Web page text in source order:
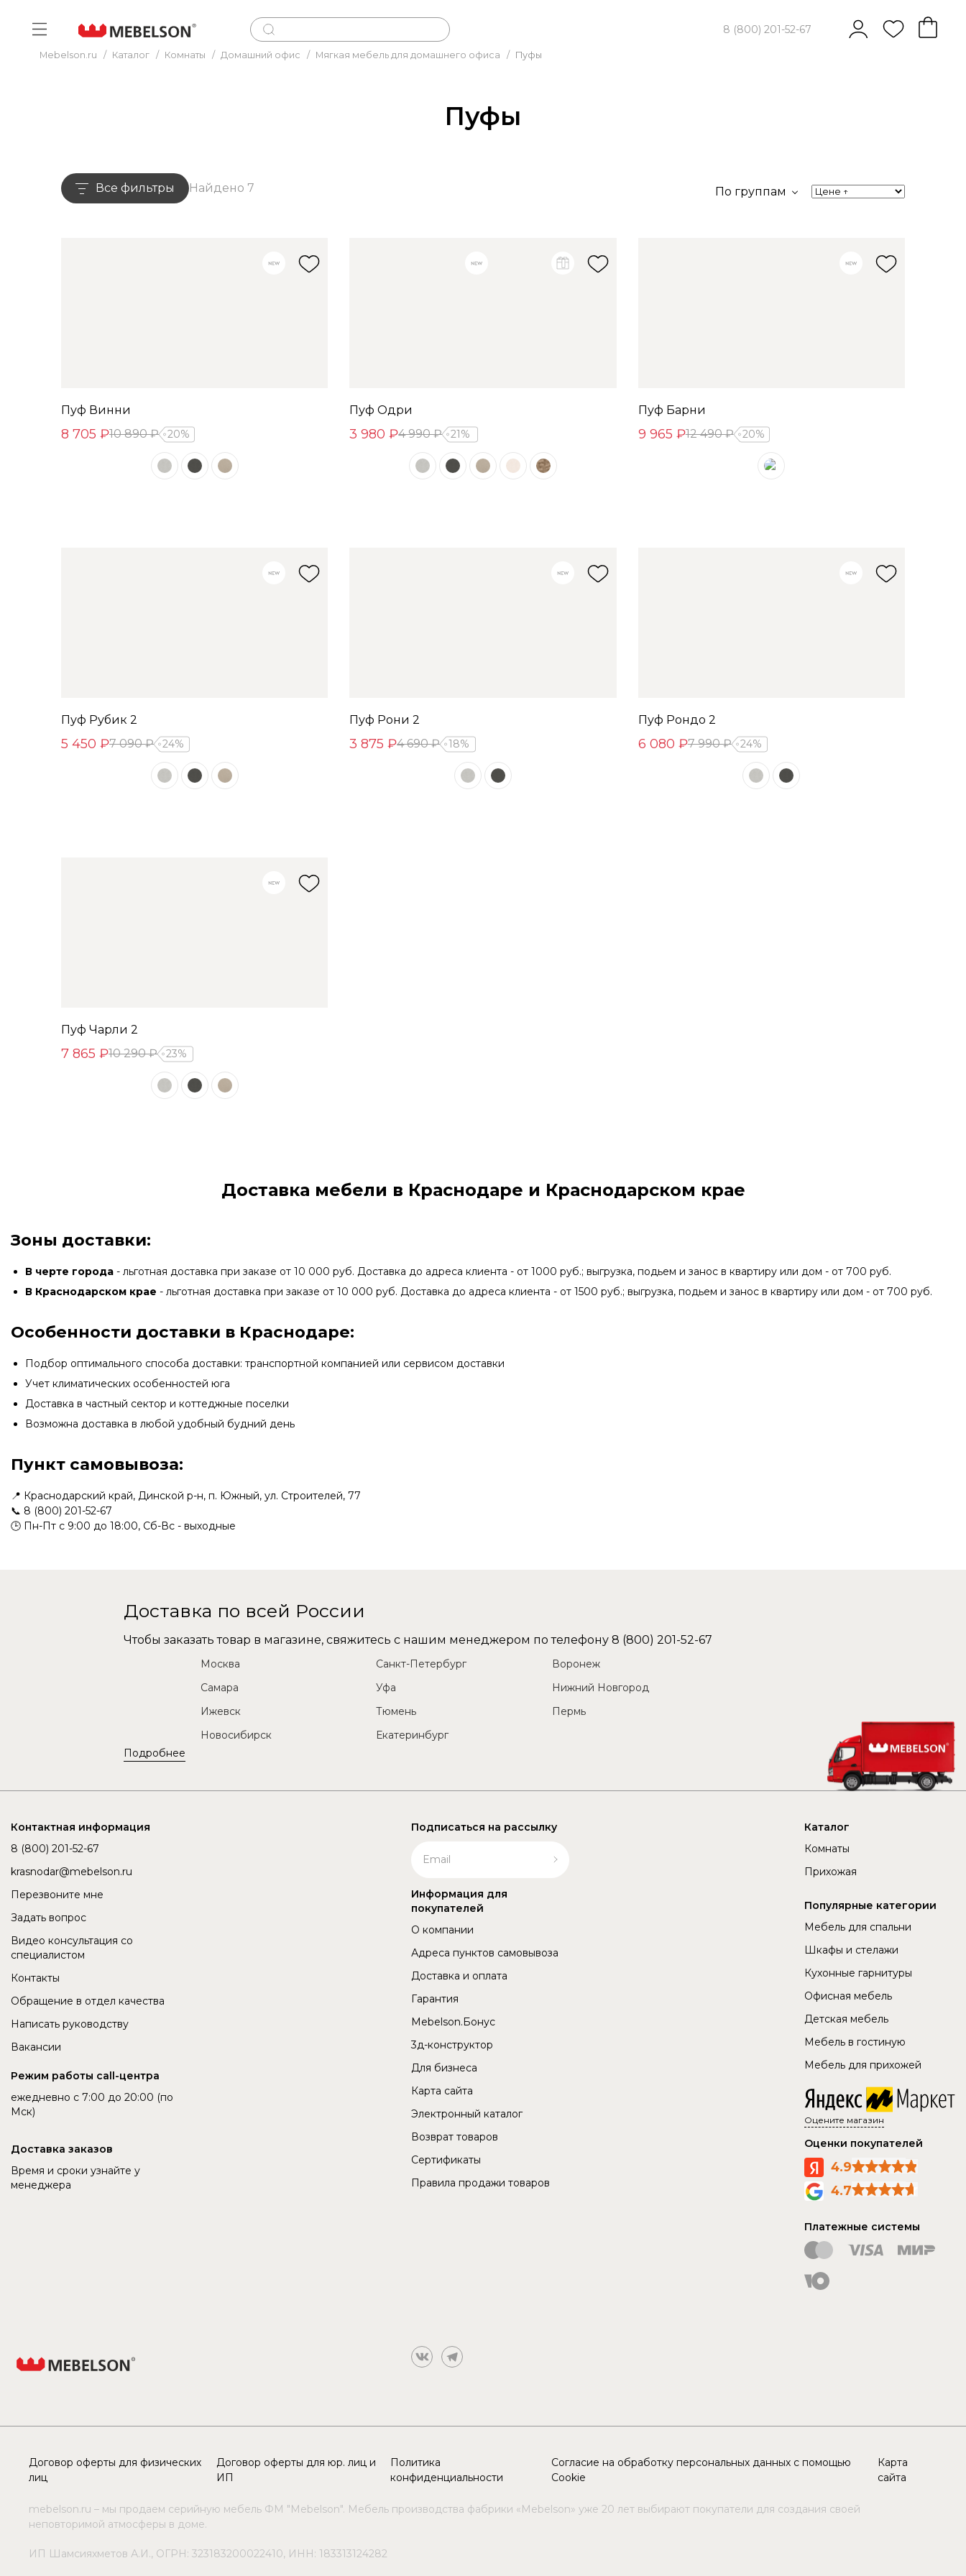
8 (800) 201-52-67
Mebelson.ru / Каталог / Комнаты / Домашний офис / Мягкая мебель для домашнего офиса / Пуфы
Пуфы
Все фильтры Найдено 7 По группам
Пуф Винни
8 705 ₽10 890 ₽ 20%
Пуф Одри
3 980 ₽4 990 ₽ 21%
Пуф Барни
9 965 ₽12 490 ₽ 20%
Пуф Рубик 2
5 450 ₽7 090 ₽ 24%
Пуф Рони 2
3 875 ₽4 690 ₽ 18%
Пуф Рондо 2
6 080 ₽7 990 ₽ 24%
Пуф Чарли 2
7 865 ₽10 290 ₽ 23%
Доставка мебели в Краснодаре и Краснодарском крае
Зоны доставки:
В черте города - льготная доставка при заказе от 10 000 руб. Доставка до адреса клиента - от 1000 руб.; выгрузка, подьем и занос в квартиру или дом - от 700 руб.
В Краснодарском крае - льготная доставка при заказе от 10 000 руб. Доставка до адреса клиента - от 1500 руб.; выгрузка, подьем и занос в квартиру или дом - от 700 руб.
Особенности доставки в Краснодаре:
Подбор оптимального способа доставки: транспортной компанией или сервисом доставки
Учет климатических особенностей юга
Доставка в частный сектор и коттеджные поселки
Возможна доставка в любой удобный будний день
Пункт самовывоза:
📍 Краснодарский край, Динской р-н, п. Южный, ул. Строителей, 77
📞 8 (800) 201-52-67
🕒 Пн-Пт с 9:00 до 18:00, Сб-Вс - выходные
Доставка по всей России
Чтобы заказать товар в магазине, свяжитесь с нашим менеджером по телефону 8 (800) 201-52-67
Подробнее
Москва Санкт-Петербург
Воронеж
Самара
Уфа
Нижний Новгород
Ижевск
Тюмень
Пермь
Новосибирск
Екатеринбург
Контактная информация
8 (800) 201-52-67
krasnodar@mebelson.ru
Перезвоните мне
Задать вопрос
Видео консультация со
специалистом
Контакты
Обращение в отдел качества
Написать руководству
Вакансии
Режим работы call-центра
ежедневно с 7:00 до 20:00 (по
Мск)
Доставка заказов
Время и сроки узнайте у
менеджера
Подписаться на рассылку
Информация для
покупателей
О компании
Адреса пунктов самовывоза
Доставка и оплата
Гарантия
Mebelson.Бонус
3д-конструктор
Для бизнеса
Карта сайта
Электронный каталог
Возврат товаров
Сертификаты
Правила продажи товаров
Каталог
Комнаты
Прихожая
Популярные категории
Мебель для спальни
Шкафы и стелажи
Кухонные гарнитуры
Офисная мебель
Детская мебель
Мебель в гостиную
Мебель для прихожей
Оцените магазин
Оценки покупателей
4.9
4.7
Платежные системы
Договор оферты для физических
лиц
Договор оферты для юр. лиц и
ИП
Политика
конфиденциальности
Согласие на обработку персональных данных с помощью
Cookie
Карта
сайта
mebelson.ru – мы продаем серийную мебель ФМ "Mebelson". Мебель производства фабрики «Mebelson» уже 20 лет выбирают покупатели для создания своей
неповторимой атмосферы в доме.
ИП Шамсияхметов А.И., ОГРН: 323183200022410, ИНН: 183313124282